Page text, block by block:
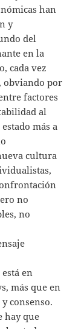
han
y
del
en la
cada vez
obviando por
factores
al
más a
cultura
no
no
en
más que en
consenso.
hay que